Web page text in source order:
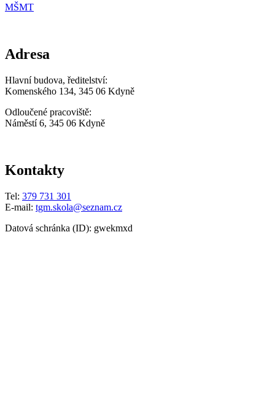
MŠMT
Adresa
Hlavní budova, ředitelství:
Komenského 134, 345 06 Kdyně
Odloučené pracoviště:
Náměstí 6, 345 06 Kdyně
Kontakty
Tel: 379 731 301
E-mail: tgm.skola@seznam.cz
Datová schránka (ID): gwekmxd